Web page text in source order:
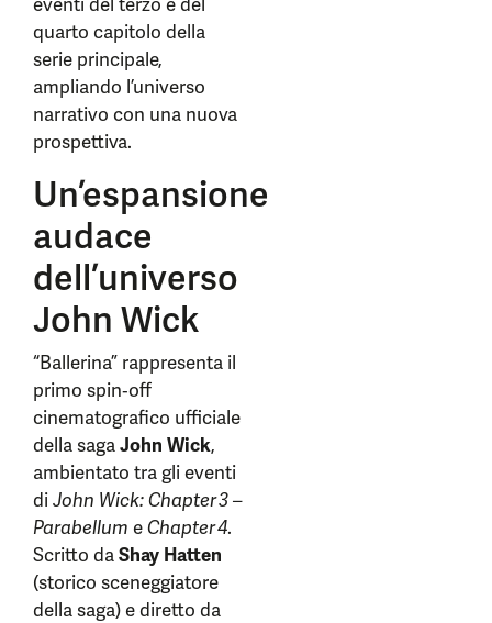
quarto capitolo della
serie principale,
ampliando l’universo
narrativo con una nuova
prospettiva.
Un’espansione
audace
dell’universo
John Wick
“Ballerina” rappresenta il
primo spin‑off
cinematografico ufficiale
della sagaJohn Wick,
ambientato tra gli eventi
diJohn Wick: Chapter 3 –
Parabellum eChapter 4.
Scritto daShay Hatten
(storico sceneggiatore
della saga) e diretto da